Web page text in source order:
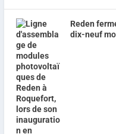
Reden
dix-neuf